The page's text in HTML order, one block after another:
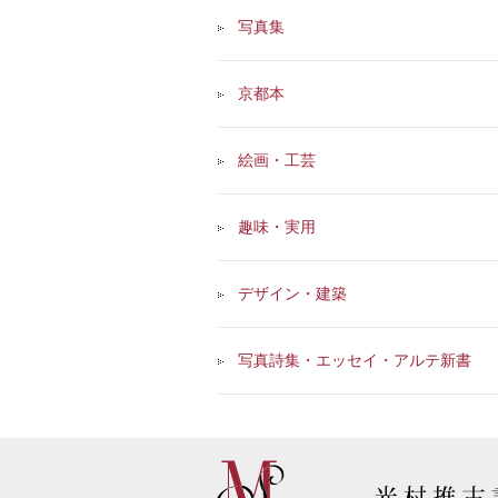
写真集
京都本
絵画・工芸
趣味・実用
デザイン・建築
写真詩集・エッセイ・アルテ新書